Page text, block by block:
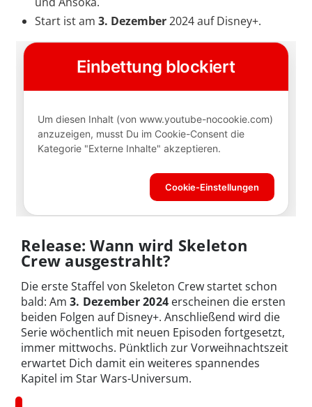
Start ist am 3. Dezember2024 auf Disney+.
Release: Wann wird Skeleton
Crew ausgestrahlt?
Die erste Staffel von Skeleton Crew startet schon
bald: Am 3. Dezember 2024 erscheinen die ersten
beiden Folgen auf Disney+. Anschließend wird die
Serie wöchentlich mit neuen Episoden fortgesetzt,
immer mittwochs. Pünktlich zur Vorweihnachtszeit
erwartet Dich damit ein weiteres spannendes
Kapitel im Star Wars-Universum.